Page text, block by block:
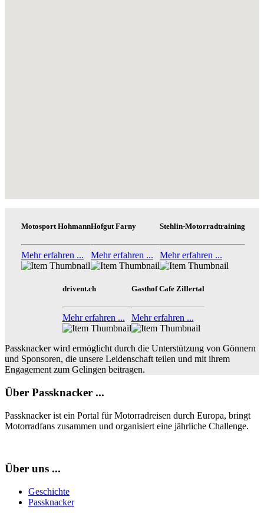
Motosport Hohmann
Mehr erfahren ...
Hofgut Farny
Mehr erfahren ...
Stehlin-Motorradtraining
Mehr erfahren ...
drivent.ch
Mehr erfahren ...
Gasthof Cafe Zillertal
Mehr erfahren ...
Passknacker wird ermöglicht durch die Unterstützung von Gönnern
und Sponsoren, die unsere Leidenschaft teilen und mit ihrem
Engagement zum Gelingen beitragen.
Über Passknacker ...
Passknacker ist ein Portal für Motorradreisen durch Europa, bringt
Motorradfans zusammen und organisiert eine jährliche Challenge.
Über uns ...
Geschichte
Passknacker